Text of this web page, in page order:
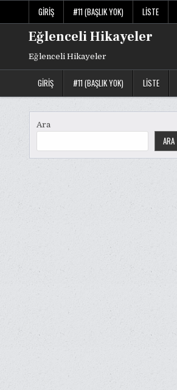
content
GIRIŞ #11 (BAŞLIK YOK) LISTE
Eğlenceli Hikayeler
Eğlenceli Hikayeler
GIRIŞ #11 (BAŞLIK YOK) LISTE
Ara
ARA